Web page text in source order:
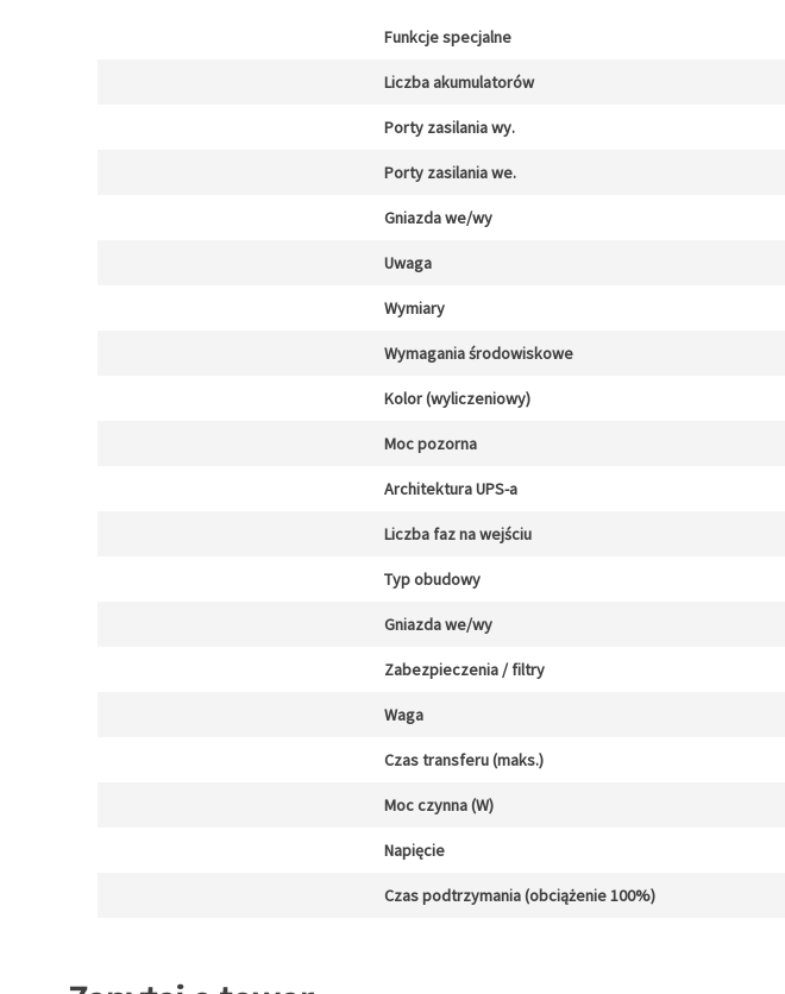
Funkcje specjalne
Liczba akumulatorów
Porty zasilania wy.
Porty zasilania we.
Gniazda we/wy
Uwaga
Wymiary
Wymagania środowiskowe
Kolor (wyliczeniowy)
Moc pozorna
Architektura UPS-a
Liczba faz na wejściu
Typ obudowy
Gniazda we/wy
Zabezpieczenia / filtry
Waga
Czas transferu (maks.)
Moc czynna (W)
Napięcie
Czas podtrzymania (obciążenie 100%)
Zapytaj o towar